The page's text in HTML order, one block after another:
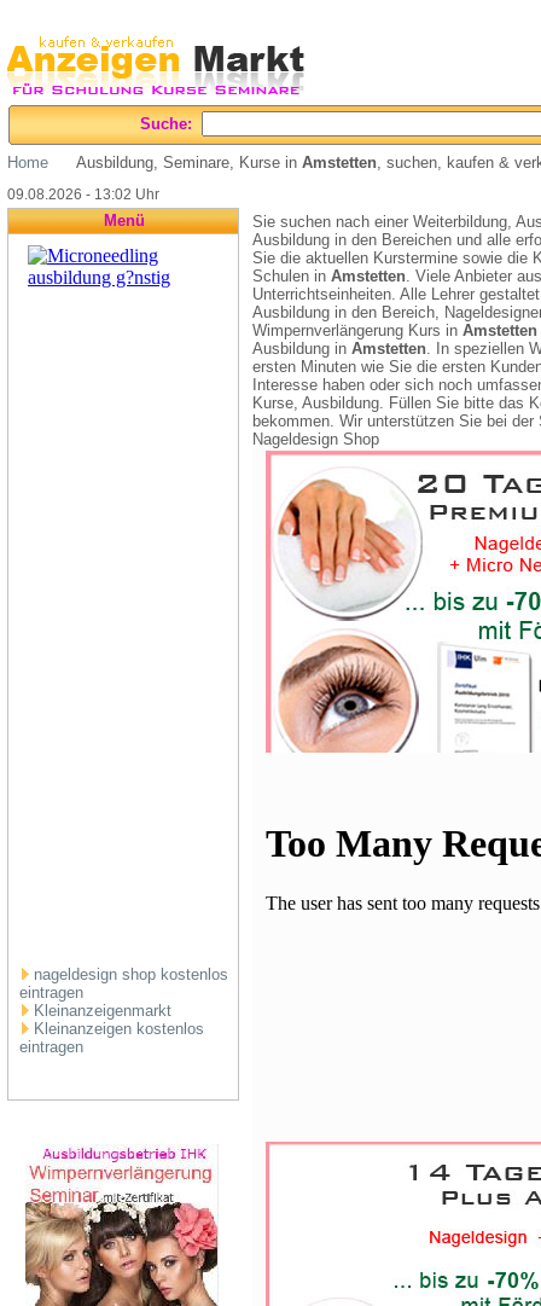
Suche:
Home Ausbildung, Seminare, Kurse in Amstetten, suchen, kaufen &
09.08.2026 - 13:02 Uhr
Menü
nageldesign shop kostenlos
eintragen
Kleinanzeigenmarkt
Kleinanzeigen kostenlos
eintragen
Sie suchen nach einer Weiterbildung,
Ausbildung in den Bereichen und alle
Sie die aktuellen Kurstermine sowie die
Schulen in Amstetten. Viele Anbieter
Unterrichtseinheiten. Alle Lehrer
Ausbildung in den Bereich,
Wimpernverlängerung Kurs in Amstetten
Ausbildung in Amstetten. In speziellen
ersten Minuten wie Sie die ersten
Interesse haben oder sich noch
Kurse, Ausbildung. Füllen Sie bitte das
bekommen. Wir unterstützen Sie bei
Nageldesign Shop